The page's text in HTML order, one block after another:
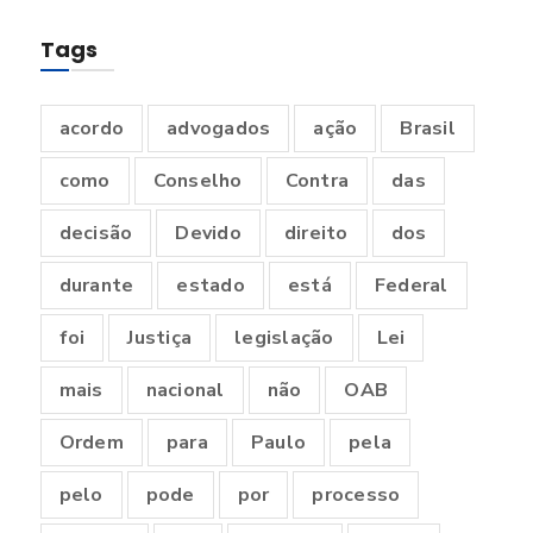
Tags
acordo advogados ação
Brasil
como
Conselho Contra
das
decisão
Devido direito
dos
durante
estado está
Federal
foi
Justiça legislação
Lei
mais
nacional não
OAB
Ordem
para Paulo
pela
pelo
pode por
processo